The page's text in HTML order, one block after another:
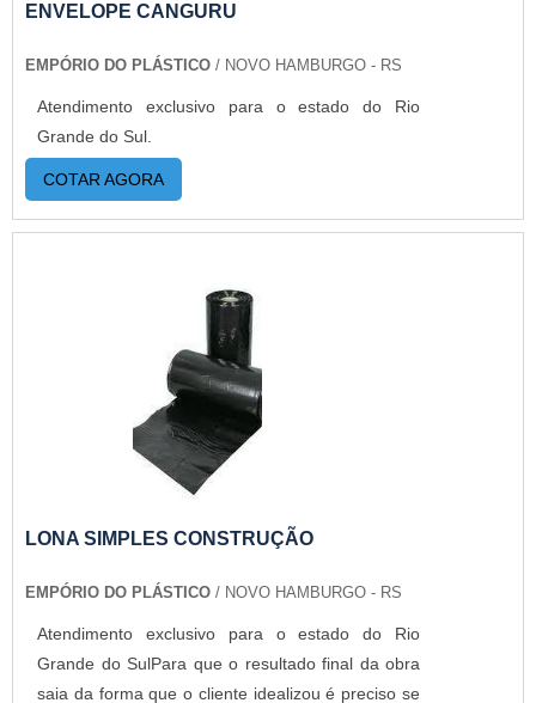
ENVELOPE CANGURU
EMPÓRIO DO PLÁSTICO / NOVO HAMBURGO - RS
Atendimento exclusivo para o estado do Rio
Grande do Sul.
COTAR AGORA
LONA SIMPLES CONSTRUÇÃO
EMPÓRIO DO PLÁSTICO / NOVO HAMBURGO - RS
Atendimento exclusivo para o estado do Rio
Grande do SulPara que o resultado final da obra
saia da forma que o cliente idealizou é preciso se